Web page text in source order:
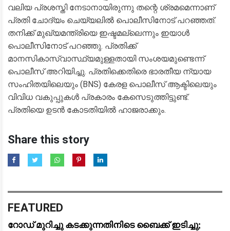
വലിയ പ്രശസ്തി നേടാനായിരുന്നു തന്റെ ശ്രമമെന്നാണ്
പ്രതി ചോദ്യം ചെയ്യലിൽ പൊലീസിനോട് പറഞ്ഞത്.
തനിക്ക് മുഖ്യമന്ത്രിയെ ഇഷ്ടമല്ലെന്നും ഇയാൾ
പൊലീസിനോട് പറഞ്ഞു. പ്രതിക്ക്
മാനസികാസ്വാസ്ഥ്യമുള്ളതായി സംശയമുണ്ടെന്ന്
പൊലീസ് അറിയിച്ചു. പ്രതിക്കെതിരെ ഭാരതീയ ന്യായ
സംഹിതയിലെയും (BNS) കേരള പൊലീസ് ആക്ടിലെയും
വിവിധ വകുപ്പുകൾ പ്രകാരം കേസെടുത്തിട്ടുണ്ട്.
പ്രതിയെ ഉടൻ കോടതിയിൽ ഹാജരാക്കും.
Share this story
FEATURED
റോഡ് മുറിച്ചു കടക്കുന്നതിനിടെ ബൈക്ക് ഇടിച്ചു;